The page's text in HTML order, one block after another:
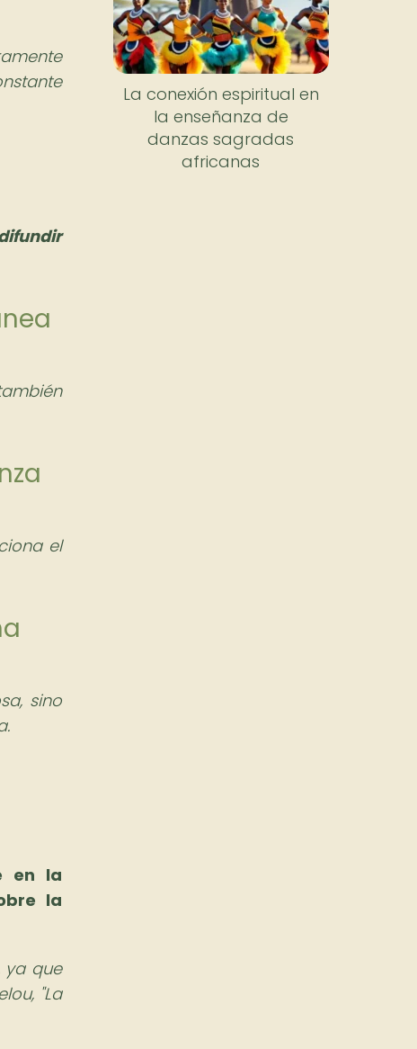
el
sino
en la
la
ya que
"La
La conexión espiritual en
la enseñanza de
danzas sagradas
africanas